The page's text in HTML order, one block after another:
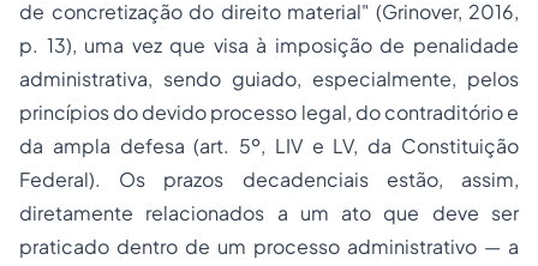
de concretização do direito material" (Grinover, 2016,
p. 13), uma vez que visa à imposição de penalidade
administrativa, sendo guiado, especialmente, pelos
princípios do devido processo legal, do contraditório e
da ampla defesa (art. 5º, LIV e LV, da Constituição
Federal). Os prazos decadenciais estão, assim,
diretamente relacionados a um ato que deve ser
praticado dentro de um processo administrativo — a